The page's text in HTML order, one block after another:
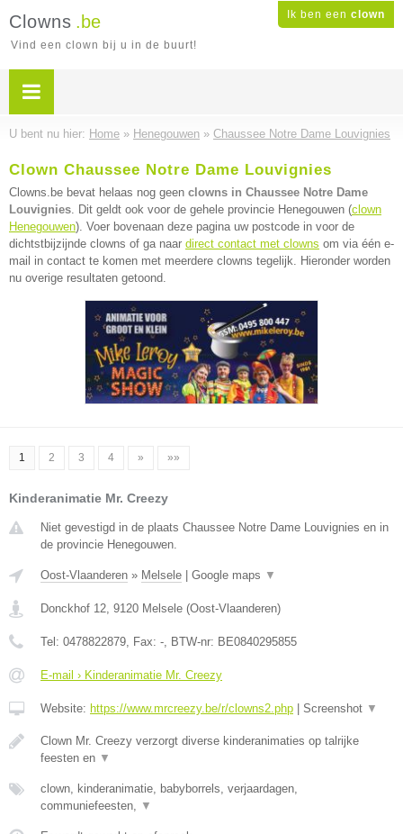
Ik ben een clown
Clowns .be
Vind een clown bij u in de buurt!
U bent nu hier: Home » Henegouwen » Chaussee Notre Dame Louvignies
Clown Chaussee Notre Dame Louvignies
Clowns.be bevat helaas nog geen clowns in Chaussee Notre Dame
Louvignies. Dit geldt ook voor de gehele provincie Henegouwen (clown
Henegouwen). Voer bovenaan deze pagina uw postcode in voor de
dichtstbijzijnde clowns of ga naar direct contact met clowns om via één e-
mail in contact te komen met meerdere clowns tegelijk. Hieronder worden
nu overige resultaten getoond.
1 2 3 4 » »»
Kinderanimatie Mr. Creezy
Niet gevestigd in de plaats Chaussee Notre Dame Louvignies en in
de provincie Henegouwen.
Oost-Vlaanderen » Melsele Google maps ▼
Donckhof 12, 9120 Melsele (Oost-Vlaanderen)
Tel: 0478822879, Fax: -, BTW-nr: BE0840295855
E-mail › Kinderanimatie Mr. Creezy
Website: https://www.mrcreezy.be/r/clowns2.php Screenshot ▼
Clown Mr. Creezy verzorgt diverse kinderanimaties op talrijke
feesten en ▼
clown, kinderanimatie, babyborrels, verjaardagen,
communiefeesten, ▼